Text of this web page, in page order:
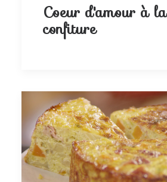
Coeur d'amour à la
confiture